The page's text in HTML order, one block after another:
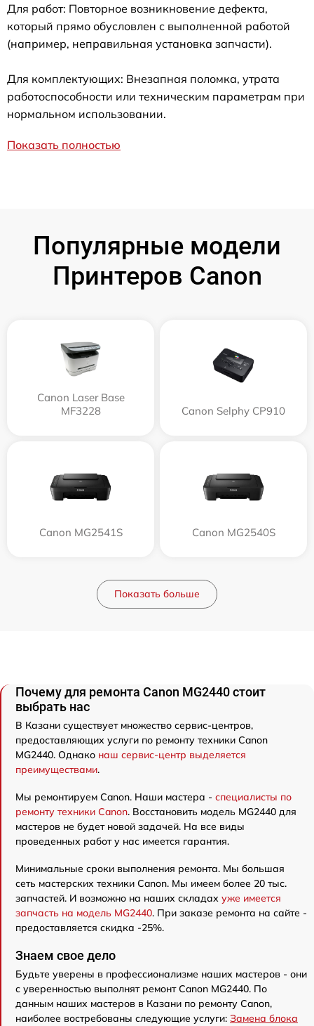
Для работ: Повторное возникновение дефекта,
который прямо обусловлен с выполненной работой
(например, неправильная установка запчасти).
Для комплектующих: Внезапная поломка, утрата
работоспособности или техническим параметрам при
нормальном использовании.
Показать полностью
Популярные модели
Принтеров Canon
Canon Laser Base
MF3228
Canon Selphy CP910
Canon MG2541S Canon MG2540S
Показать больше
Почему для ремонта Canon MG2440 стоит
выбрать нас
В Казани существует множество сервис-центров,
предоставляющих услуги по ремонту техники Canon
MG2440. Однако наш сервис-центр выделяется
преимуществами.
Мы ремонтируем Canon. Наши мастера - специалисты по
ремонту техники Canon. Восстановить модель MG2440 для
мастеров не будет новой задачей. На все виды
проведенных работ у нас имеется гарантия.
Минимальные сроки выполнения ремонта. Мы большая
сеть мастерских техники Canon. Мы имеем более 20 тыс.
запчастей. И возможно на наших складах уже имеется
запчасть на модель MG2440. При заказе ремонта на сайте -
предоставляется скидка -25%.
Знаем свое дело
Будьте уверены в профессионализме наших мастеров - они
с уверенностью выполнят ремонт Canon MG2440. По
данным наших мастеров в Казани по ремонту Canon,
наиболее востребованы следующие услуги: Замена блока